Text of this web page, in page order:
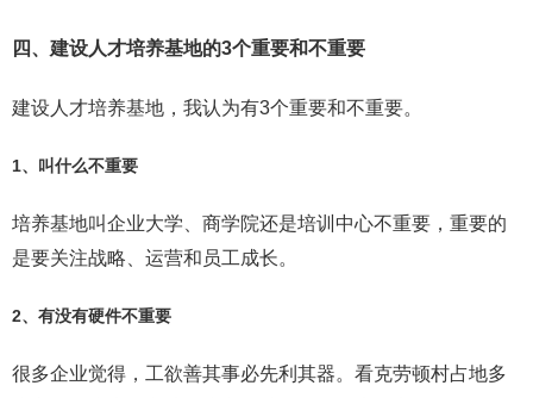
四、建设人才培养基地的3个重要和不重要
建设人才培养基地，我认为有3个重要和不重要。
1、叫什么不重要
培养基地叫企业大学、商学院还是培训中心不重要，重要的
是要关注战略、运营和员工成长。
2、有没有硬件不重要
很多企业觉得，工欲善其事必先利其器。看克劳顿村占地多